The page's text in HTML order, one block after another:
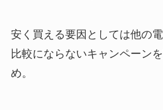
安く買える要因としては他の
比較にならないキャンペーン
め。